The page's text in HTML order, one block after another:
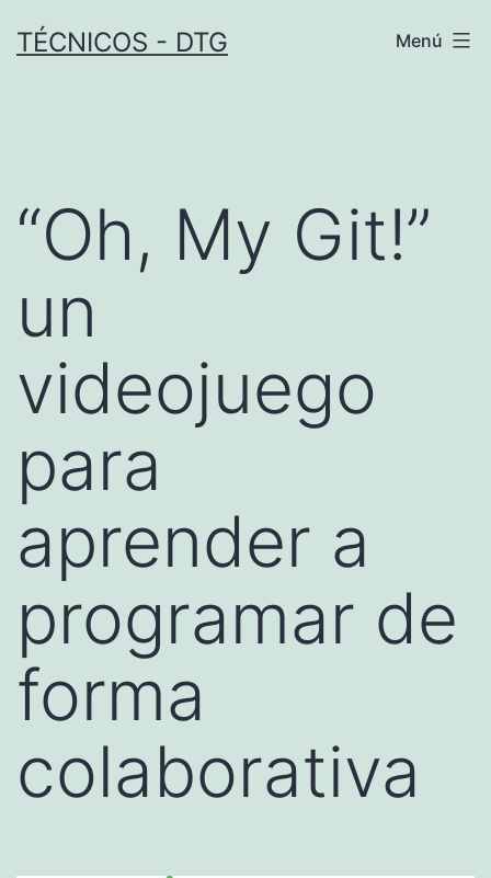
TÉCNICOS - DTG Menú
“Oh, My Git!”
un
videojuego
para
aprender a
programar de
forma
colaborativa